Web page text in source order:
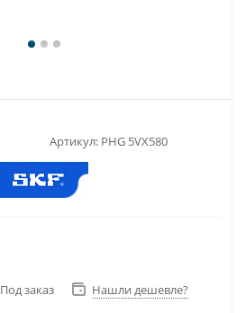
Артикул: PHG 5VX580
Под заказ Нашли дешевле?